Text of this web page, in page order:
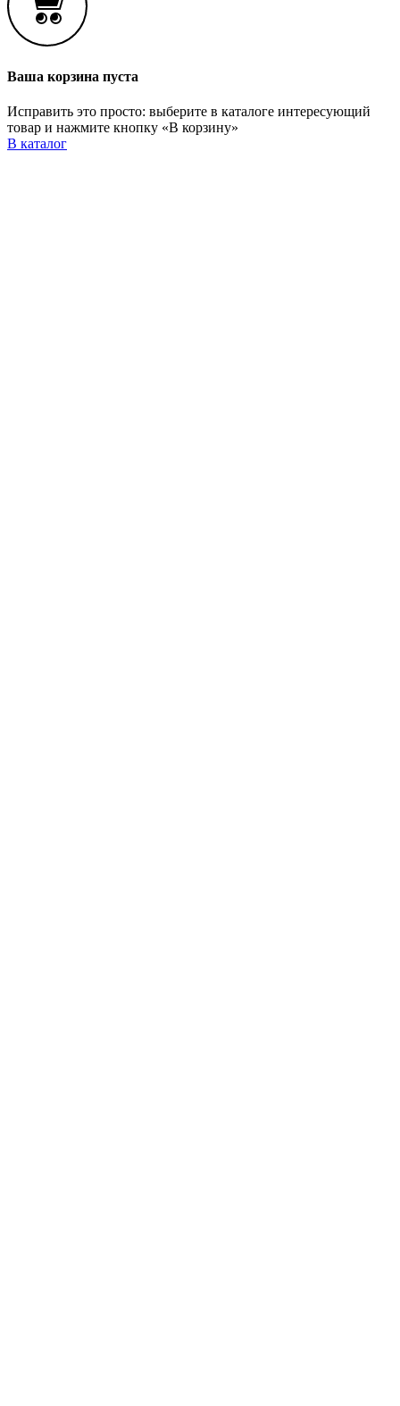
Ваша корзина пуста
Исправить это просто: выберите в каталоге интересующий
товар и нажмите кнопку «В корзину»
В каталог